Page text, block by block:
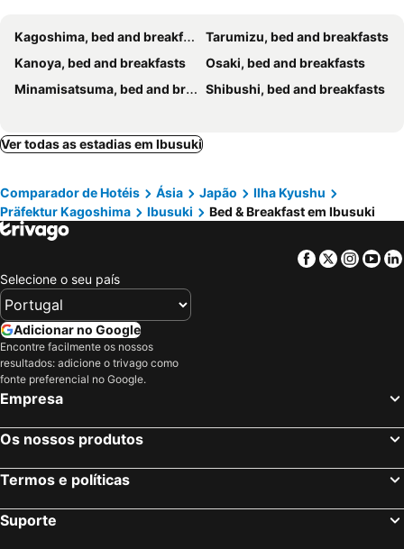
Kagoshima, bed and breakfasts
Tarumizu, bed and breakfasts
Kanoya, bed and breakfasts
Osaki, bed and breakfasts
Minamisatsuma, bed and breakfasts
Shibushi, bed and breakfasts
Ver todas as estadias em Ibusuki
Comparador de Hotéis Ásia Japão
Ilha Kyushu
Präfektur Kagoshima
Ibusuki Bed & Breakfast em Ibusuki
Facebook
Twitter
Selecione o seu país
Adicionar no Google
Encontre facilmente os nossos
resultados: adicione o trivago como
fonte preferencial no Google.
Empresa
Os nossos produtos
Termos e políticas
Suporte